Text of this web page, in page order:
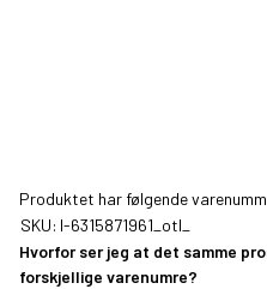
Produktet har følgende
SKU: I-6315871961_otl_
Hvorfor ser jeg at det samme
forskjellige varenumre?